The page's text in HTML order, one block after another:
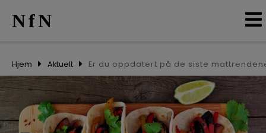
AKTUELT
ARRANGEMENTER
NETTVERK
NfN
Hjem Aktuelt Er du oppdatert på de siste